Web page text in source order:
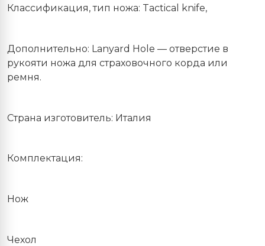
Классификация, тип ножа: Tactical knife,
Дополнительно: Lanyard Hole — отверстие в
рукояти ножа для страховочного корда или
ремня.
Страна изготовитель: Италия
Комплектация:
Нож
Чехол